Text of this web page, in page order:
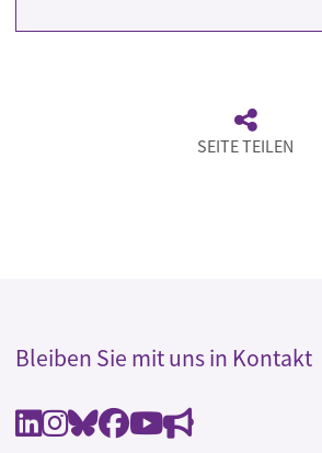
SEITE TEILEN
Bleiben Sie mit uns in Kontakt